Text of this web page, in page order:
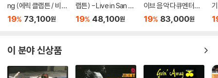
ng (에릭 클랩튼 / 비비
킹) - Riding With Th
19% 73,100원
랩튼) - Live in San Di
ego (with JJ Cale)
19% 48,100원
이브 음악 다큐멘터리
(The Last Waltz) [4
19% 83,000원
이 분야 신상품